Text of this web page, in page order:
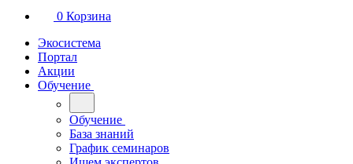
0 Корзина
Экосистема
Портал
Акции
Обучение
Обучение
База знаний
График семинаров